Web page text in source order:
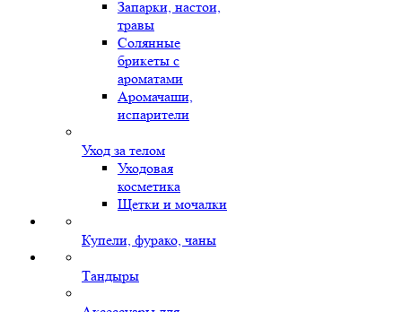
Запарки, настои,
травы
Солянные
брикеты с
ароматами
Аромачаши,
испарители
Уход за телом
Уходовая
косметика
Щетки и мочалки
Купели, фурако, чаны
Тандыры